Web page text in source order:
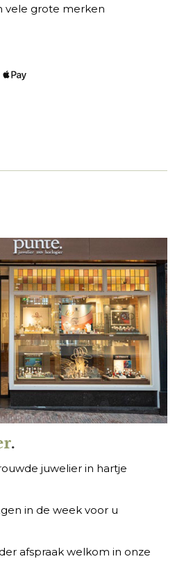
vele grote merken
.
juwelier in hartje
in de week voor u
afspraak welkom in onze